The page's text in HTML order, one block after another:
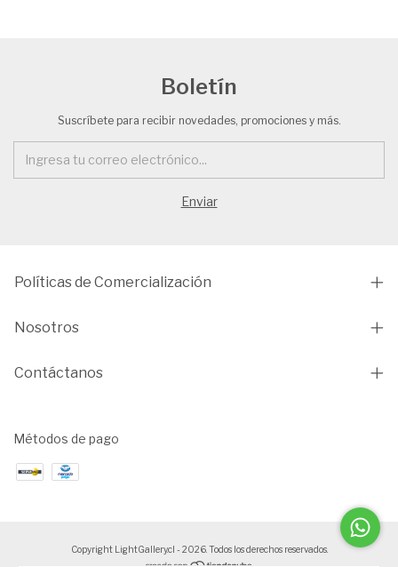
Boletín
Suscríbete para recibir novedades, promociones y más.
Políticas de Comercialización
Nosotros
Contáctanos
Métodos de pago
Copyright LightGallery.cl - 2026. Todos los derechos reservados.